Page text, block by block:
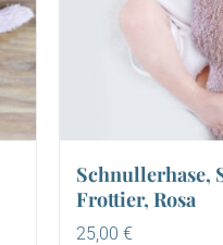
Schnullerhase,
Frottier, Rosa
25,00€